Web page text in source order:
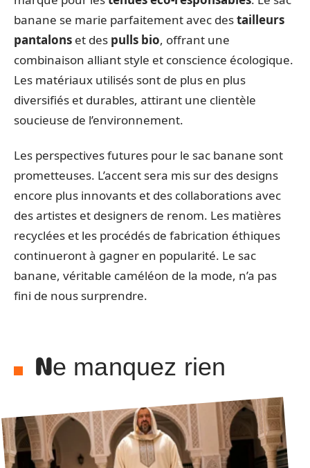
banane se marie parfaitement avec destailleurs
pantalons et des pulls bio, offrant une
combinaison alliant style et conscience écologique.
Les matériaux utilisés sont de plus en plus
diversifiés et durables, attirant une clientèle
soucieuse de l’environnement.
Les perspectives futures pour le sac banane sont
prometteuses. L’accent sera mis sur des designs
encore plus innovants et des collaborations avec
des artistes et designers de renom. Les matières
recyclées et les procédés de fabrication éthiques
continueront à gagner en popularité. Le sac
banane, véritable caméléon de la mode, n’a pas
fini de nous surprendre.
Ne manquez rien